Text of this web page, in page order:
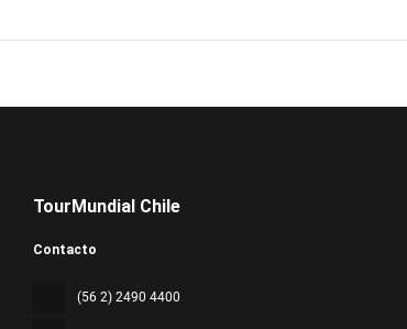
TourMundial Chile
Contacto
(56 2) 2490 4400